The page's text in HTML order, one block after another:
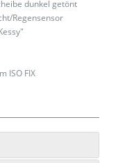
dunkel getönt
Regensensor
ISO FIX